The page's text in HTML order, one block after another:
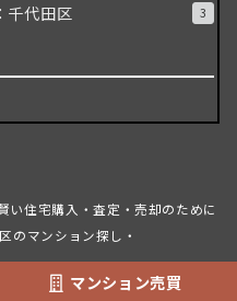
千代田区 3
い住宅購入・査定・売却のために
のマンション探し・
マンション売買